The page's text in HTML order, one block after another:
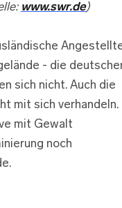
www.swr.de)
- die
sich nicht. Auch die
mit sich verhandeln.
mit Gewalt
noch